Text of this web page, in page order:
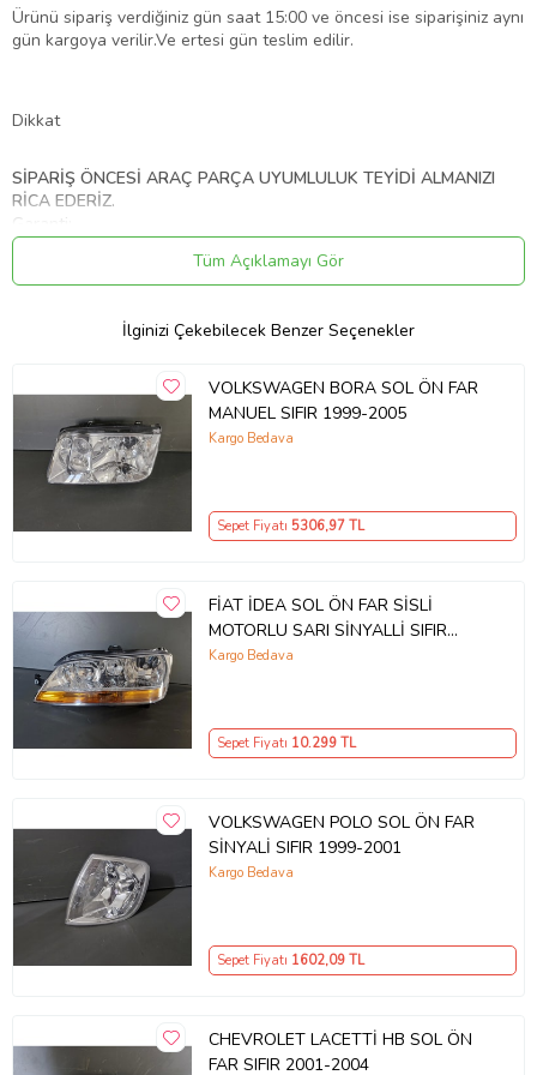
​​​​​​Ürünü sipariş verdiğiniz gün saat 15:00 ve öncesi ise siparişiniz aynı
gün kargoya verilir.Ve ertesi gün teslim edilir.
Dikkat
SİPARİŞ ÖNCESİ ARAÇ PARÇA UYUMLULUK TEYİDİ ALMANIZI
RİCA EDERİZ.
Garanti:
Ürünlerimiz, yetkili distribütörlerden tedarik edilmiş olup, üreticilerin
belirlediği süreler dahilinde GARANTİ kapsamındadırlar.
Burda Parçam Online Yedek Parça Magazası
HIZLI VEUYGUN FİYATLI GÖNDERİM YAPIYORUZ
ÜRÜN GÖRSELLERİ TAMAMEN TARAFIMIZA AİT
VE GÜNCELDİR.
ALACAĞINIZ ÜRÜN
BİREBİRAYNI GÖNDERİLECEKTİR
Tüm Açıklamayı Gör
İlginizi Çekebilecek Benzer Seçenekler
VOLKSWAGEN BORA SOL ÖN FAR
MANUEL SIFIR 1999-2005
Kargo Bedava
Sepet Fiyatı 5306,97 TL
FİAT İDEA SOL ÖN FAR SİSLİ
MOTORLU SARI SİNYALLİ SIFIR
2003-2006
Kargo Bedava
Sepet Fiyatı 10.299TL
VOLKSWAGEN POLO SOL ÖN FAR
SİNYALİ SIFIR 1999-2001
Kargo Bedava
Sepet Fiyatı 1602,09 TL
CHEVROLET LACETTİ HB SOL ÖN
FAR SIFIR 2001-2004